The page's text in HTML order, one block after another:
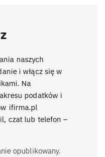
naszych
i włącz się w
Na
podatków i
ifirma.pl
czat lub telefon –
opublikowany.